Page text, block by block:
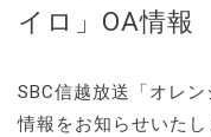
イロ」OA情報
SBC信越放送「オレ
情報をお知らせいたし